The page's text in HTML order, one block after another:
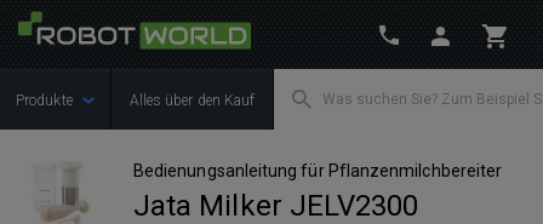
Produkte Alles über den Kauf
Bedienungsanleitung für Pflanzenmilchbereiter
Jata Milker JELV2300